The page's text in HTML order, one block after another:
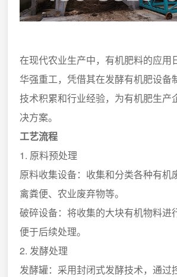
在现代农业生产中，有机肥料的应用
华强重工，凭借其在发酵有机肥设备
技术积累和行业经验，为有机肥生产
决方案。
工艺流程
1. 原料预处理
原料收集设备：收集和分类各种有机
禽粪便、农业废弃物等。
破碎设备：将收集的大块有机物料进
便于后续处理。
2. 发酵处理
发酵罐：采用封闭式发酵技术，通过